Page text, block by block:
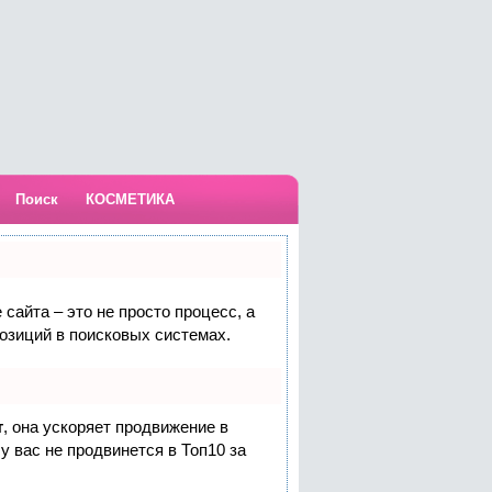
Поиск КОСМЕТИКА
– это не просто процесс, а
в поисковых системах.
, она ускоряет продвижение в
вас не продвинется в Топ10 за